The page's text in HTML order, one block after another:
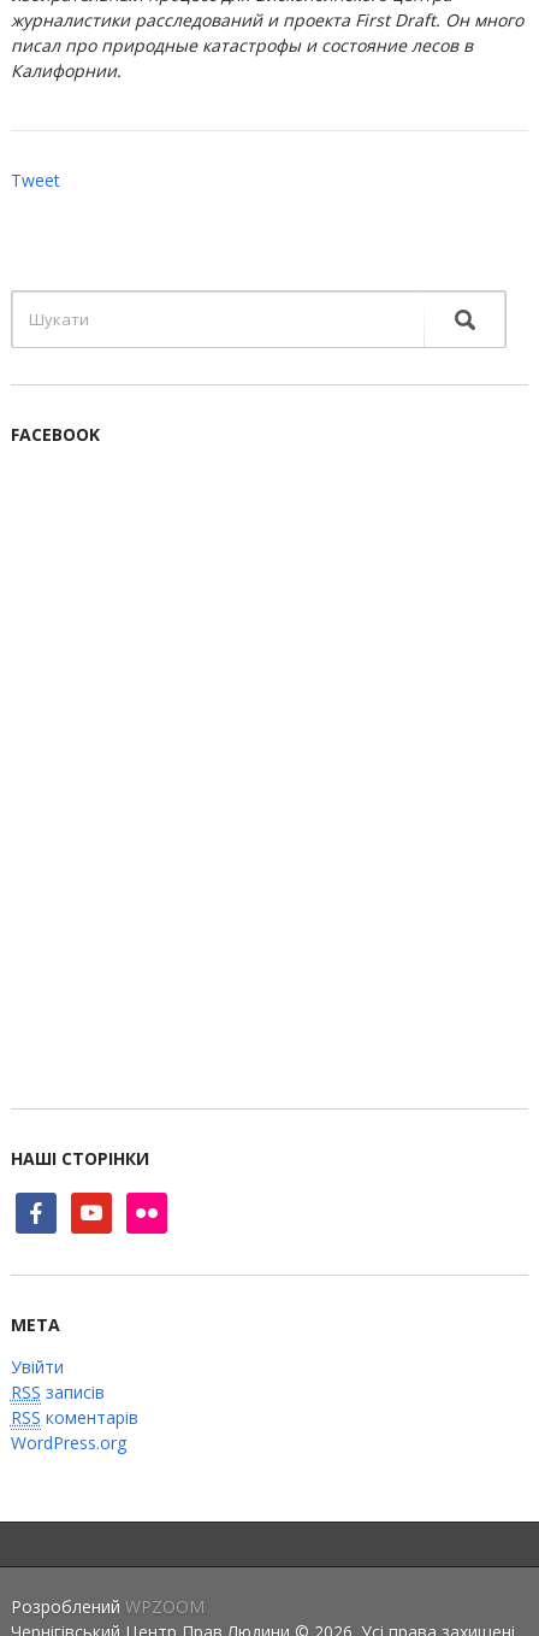
журналистики расследований и проекта First Draft. Он много
писал про природные катастрофы и состояние лесов в
Калифорнии.
Tweet
FACEBOOK
НАШІ СТОРІНКИ
facebookyoutube flickr
МЕТА
Увійти
RSS записів
RSS коментарів
WordPress.org
Розроблений WPZOOM